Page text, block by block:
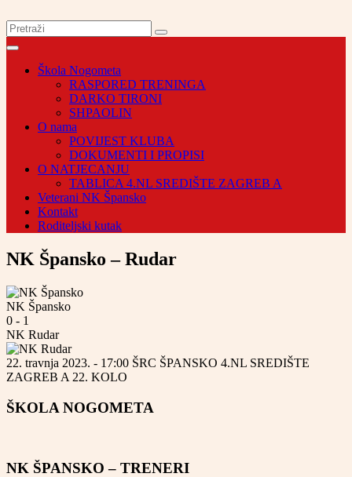
Škola Nogometa
RASPORED TRENINGA
DARKO TIRONI
SHPAOLIN
O nama
POVIJEST KLUBA
DOKUMENTI I PROPISI
O NATJECANJU
TABLICA 4.NL SREDIŠTE ZAGREB A
Veterani NK Špansko
Kontakt
Roditeljski kutak
NK Špansko – Rudar
NK Špansko
0 - 1
NK Rudar
22. travnja 2023. - 17:00 ŠRC ŠPANSKO 4.NL SREDIŠTE
ZAGREB A 22. KOLO
ŠKOLA NOGOMETA
NK ŠPANSKO – TRENERI